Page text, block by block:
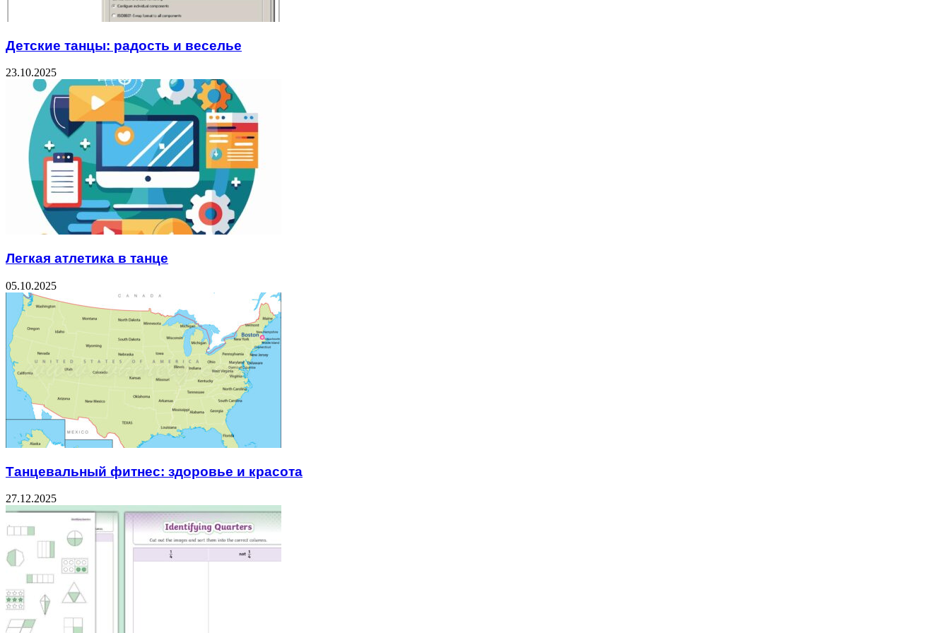
Детские танцы: радость и веселье
23.10.2025
Легкая атлетика в танце
05.10.2025
Танцевальный фитнес: здоровье и красота
27.12.2025